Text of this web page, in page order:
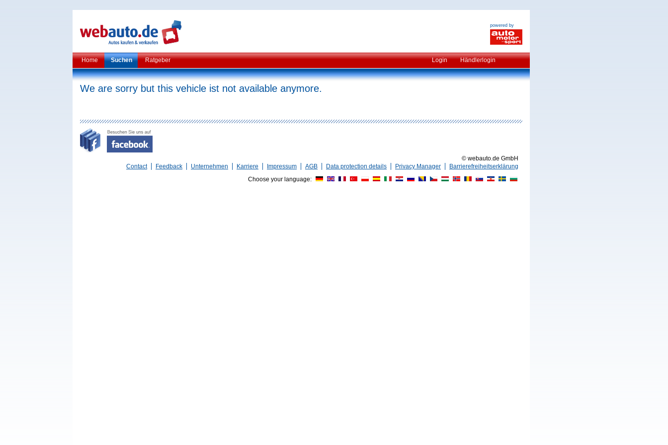
powered by
Home Suchen Ratgeber Login Händlerlogin
We are sorry but this vehicle ist not available anymore.
© webauto.de GmbH
Contact
Feedback Unternehmen Karriere Impressum AGB Data protection details Privacy Manager
Barrierefreiheitserklärung
Choose your language: